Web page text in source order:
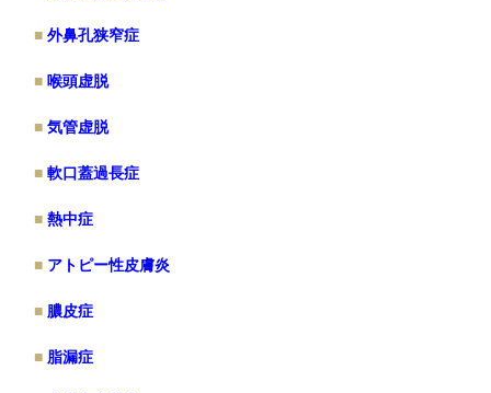
外鼻孔狭窄症
喉頭虚脱
気管虚脱
軟口蓋過長症
熱中症
アトピー性皮膚炎
膿皮症
脂漏症